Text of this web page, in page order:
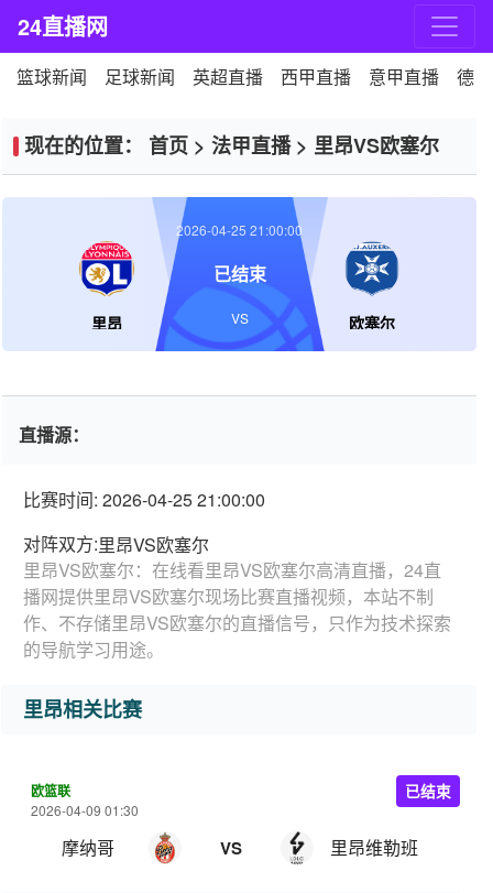
24直播网
篮球新闻 足球新闻 英超直播 西甲直播 意甲直播 德
现在的位置： 首页 > 法甲直播> 里昂VS欧塞尔
里昂 欧塞尔
2026-04-25 21:00:00
已结束
VS
直播源：
比赛时间: 2026-04-25 21:00:00
对阵双方:里昂VS欧塞尔
里昂VS欧塞尔：在线看里昂VS欧塞尔高清直播，24直
播网提供里昂VS欧塞尔现场比赛直播视频，本站不制
作、不存储里昂VS欧塞尔的直播信号，只作为技术探索
的导航学习用途。
里昂相关比赛
欧篮联
2026-04-09 01:30
摩纳哥 VS 里昂维勒班
已结束